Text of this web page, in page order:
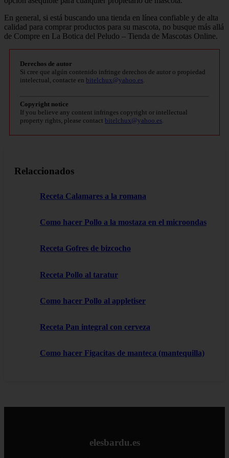
En general, si está buscando una tienda en línea confiable y de alta
calidad para comprar productos para su mascota, no busque más allá
de Compre en La Botica del Peludo – Tienda de Mascotas Online.
Derechos de autor
Si cree que algún contenido infringe derechos de autor o propiedad
intelectual, contacte en bitelchux@yahoo.es.
Copyright notice
If you believe any content infringes copyright or intellectual
property rights, please contact bitelchux@yahoo.es.
Relaccionados
Receta Calamares a la romana
Como hacer Pollo a la mostaza en el microondas
Receta Gofres de bizcocho
Receta Pollo al taratur
Como hacer Pollo al appletiser
Receta Pan integral con cerveza
Como hacer Figacitas de manteca (mantequilla)
elesbardu.es